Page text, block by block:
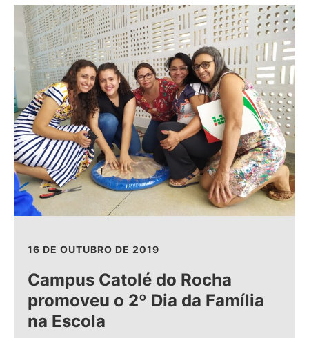
16 DE OUTUBRO DE 2019
Campus Catolé do Rocha
promoveu o 2º Dia da Família
na Escola